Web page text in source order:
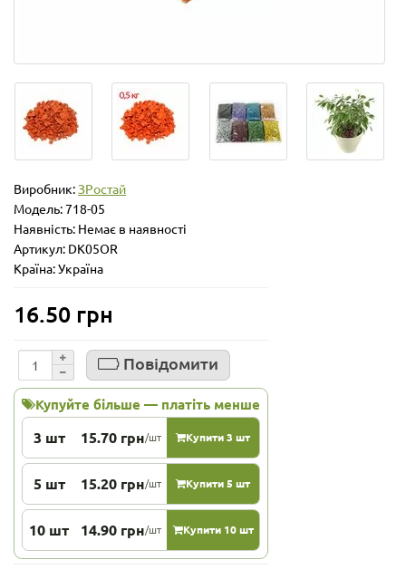
Виробник:ЗРостай
Модель:718-05
Наявність: Немає в наявності
Артикул: DK05OR
Країна: Україна
16.50 грн
Повідомити
Купуйте більше — платіть менше
3 шт 15.70 грн/шт Купити 3 шт
5 шт 15.20 грн/шт Купити 5 шт
10 шт 14.90 грн/шт Купити 10 шт